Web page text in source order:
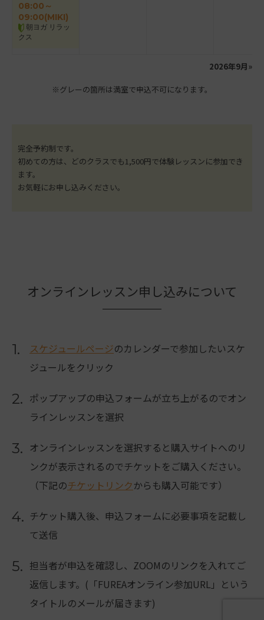
08:00～
09:00(MIKI)
朝ヨガ リラッ
クス
2026年9月»
※グレーの箇所は満室で申込不可になります。
完全予約制です。
初めての方は、どのクラスでも1,500円で体験レッスンに参加でき
ます。
お気軽にお申し込みください。
オンラインレッスン申し込みについて
1. スケジュールページのカレンダーで参加したいスケ
ジュールをクリック
2. ポップアップの申込フォームが立ち上がるのでオン
ラインレッスンを選択
3. オンラインレッスンを選択すると購入サイトへのリ
ンクが表示されるのでチケットをご購入ください。
（下記のチケットリンクからも購入可能です）
4. チケット購入後、申込フォームに必要事項を記載し
て送信
5. 担当者が申込を確認し、ZOOMのリンクを入れてご
返信します。(「FUREAオンライン参加URL」という
タイトルのメールが届きます)